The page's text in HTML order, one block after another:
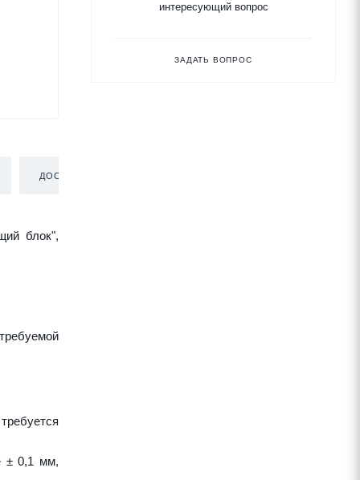
ДОСТАВКА
блок",
± 0,1 мм,
интересующий вопрос
ЗАДАТЬ ВОПРОС